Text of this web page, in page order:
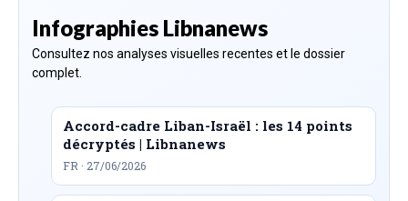
Infographies Libnanews
Consultez nos analyses visuelles recentes et le dossier
complet.
Accord-cadre Liban-Israël : les 14 points
décryptés | Libnanews
FR · 27/06/2026